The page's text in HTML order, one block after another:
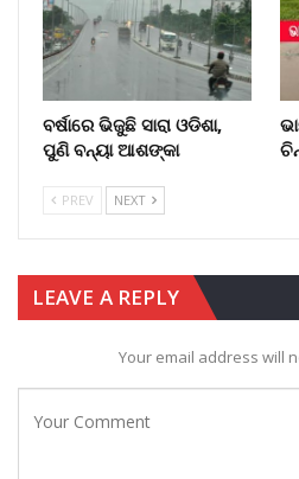
ବର୍ଷାରେ ଭିଜୁଛି ସାରା ଓଡିଶା,
ପୁଣି ବନ୍ୟା ଆଶଙ୍କା
PREV NEXT
LEAVE A REPLY
Your email address will